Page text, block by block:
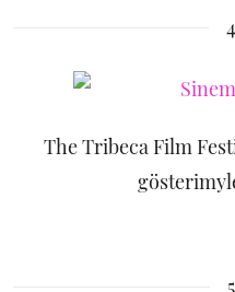
The Tribeca Film